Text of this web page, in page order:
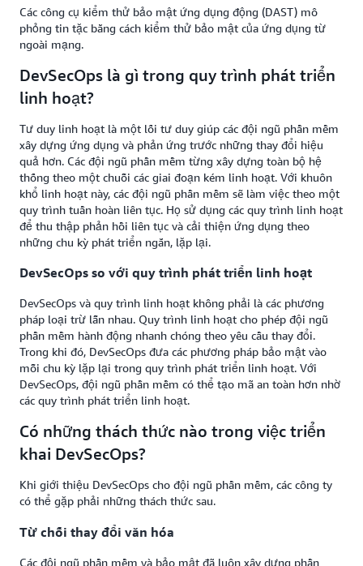
Các công cụ kiểm thử bảo mật ứng dụng động (DAST) mô
phỏng tin tặc bằng cách kiểm thử bảo mật của ứng dụng từ
ngoài mạng.
DevSecOps là gì trong quy trình phát triển
linh hoạt?
Tư duy linh hoạt là một lối tư duy giúp các đội ngũ phần mềm
xây dựng ứng dụng và phản ứng trước những thay đổi hiệu
quả hơn. Các đội ngũ phần mềm từng xây dựng toàn bộ hệ
thống theo một chuỗi các giai đoạn kém linh hoạt. Với khuôn
khổ linh hoạt này, các đội ngũ phần mềm sẽ làm việc theo một
quy trình tuần hoàn liên tục. Họ sử dụng các quy trình linh hoạt
để thu thập phản hồi liên tục và cải thiện ứng dụng theo
những chu kỳ phát triển ngắn, lặp lại.
DevSecOps so với quy trình phát triển linh hoạt
DevSecOps và quy trình linh hoạt không phải là các phương
pháp loại trừ lẫn nhau. Quy trình linh hoạt cho phép đội ngũ
phần mềm hành động nhanh chóng theo yêu cầu thay đổi.
Trong khi đó, DevSecOps đưa các phương pháp bảo mật vào
mỗi chu kỳ lặp lại trong quy trình phát triển linh hoạt. Với
DevSecOps, đội ngũ phần mềm có thể tạo mã an toàn hơn nhờ
các quy trình phát triển linh hoạt.
Có những thách thức nào trong việc triển
khai DevSecOps?
Khi giới thiệu DevSecOps cho đội ngũ phần mềm, các công ty
có thể gặp phải những thách thức sau.
Từ chối thay đổi văn hóa
Các đội ngũ phần mềm và bảo mật đã luôn xây dựng phần